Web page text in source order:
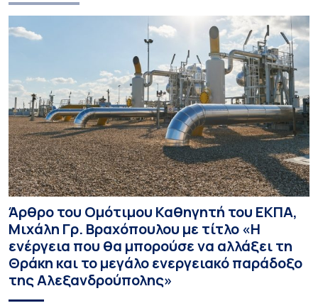
Άρθρο του Ομότιμου Καθηγητή του ΕΚΠΑ,
Μιχάλη Γρ. Βραχόπουλου με τίτλο «Η
ενέργεια που θα μπορούσε να αλλάξει τη
Θράκη και το μεγάλο ενεργειακό παράδοξο
της Αλεξανδρούπολης»